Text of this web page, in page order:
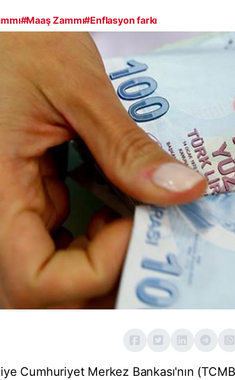
#Maaş Zammı#Enflasyon farkı
Cumhuriyet Merkez Bankası'nın